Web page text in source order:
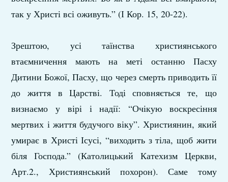
так у Христі всі оживуть.” (І Кор. 15, 20-22).
Зрештою, усі таїнства християнського
втаємничення мають на меті останню Пасху
Дитини Божої, Пасху, що через смерть приводить її
до життя в Царстві. Тоді сповняється те, що
визнаємо у вірі і надії: “Очікую воскресіння
мертвих і життя будучого віку”. Християнин, який
умирає в Христі Ісусі, “виходить з тіла, щоб жити
біля Господа.” (Католицький Катехизм Церкви,
Арт.2., Християнський похорон). Саме тому